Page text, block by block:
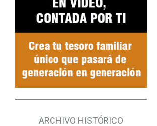
ARCHIVO HISTÓRICO